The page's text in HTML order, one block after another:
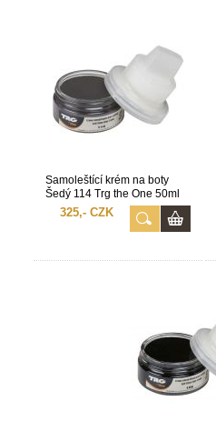
Samoleštící krém na boty
Šedý 114 Trg the One 50ml
325,- CZK